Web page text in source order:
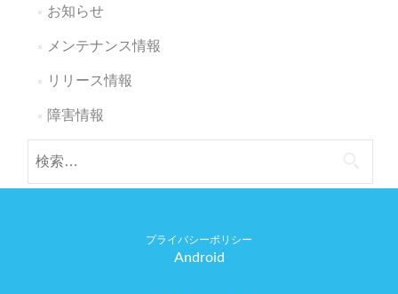
お知らせ
メンテナンス情報
リリース情報
障害情報
索:
Android